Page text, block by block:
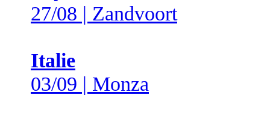
27/08 | Zandvoort
Italie
03/09 | Monza